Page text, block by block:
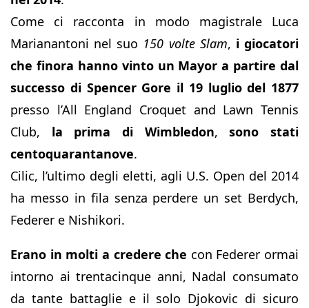
Come ci racconta in modo magistrale Luca
Marianantoni nel suo 150 volte Slam, i giocatori
che finora hanno vinto un Mayor a partire dal
successo di Spencer Gore il 19 luglio del 1877
presso l’All England Croquet and Lawn Tennis
Club, la prima di Wimbledon,sono stati
centoquarantanove.
Cilic, l’ultimo degli eletti, agli U.S. Open del 2014
ha messo in fila senza perdere un set Berdych,
Federer e Nishikori.
Erano in molti a credere che con Federer ormai
intorno ai trentacinque anni, Nadal consumato
da tante battaglie e il solo Djokovic di sicuro